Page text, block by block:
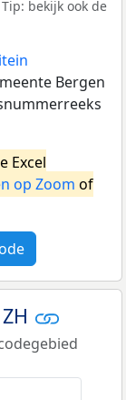
bekijk ook de
Bergen
Excel
op Zoom of